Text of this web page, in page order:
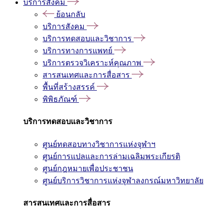
บริการสังคม
ย้อนกลับ
บริการสังคม
บริการทดสอบและวิชาการ
บริการทางการแพทย์
บริการตรวจวิเคราะห์คุณภาพ
สารสนเทศและการสื่อสาร
พื้นที่สร้างสรรค์
พิพิธภัณฑ์
บริการทดสอบและวิชาการ
ศูนย์ทดสอบทางวิชาการแห่งจุฬาฯ
ศูนย์การแปลและการล่ามเฉลิมพระเกียรติ
ศูนย์กฎหมายเพื่อประชาชน
ศูนย์บริการวิชาการแห่งจุฬาลงกรณ์มหาวิทยาลัย
สารสนเทศและการสื่อสาร